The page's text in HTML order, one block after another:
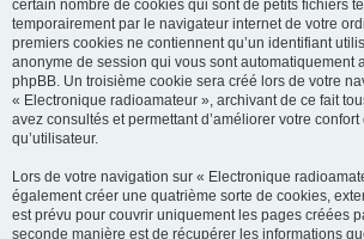
certain nombre de cookies qui sont de petits fichiers
temporairement par le navigateur internet de votre
premiers cookies ne contiennent qu’un identifiant
anonyme de session qui vous sont automatiquement
phpBB. Un troisième cookie sera créé lors de votre
« Electronique radioamateur », archivant de ce fait
avez consultés et permettant d’améliorer votre
qu’utilisateur.
Lors de votre navigation sur « Electronique
également créer une quatrième sorte de cookies,
est prévu pour couvrir uniquement les pages créées
seconde manière est de récupérer les informations